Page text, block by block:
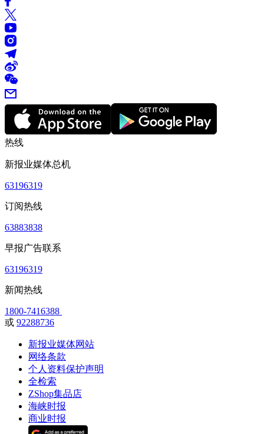
热线
新报业媒体总机
63196319
订阅热线
63883838
早报广告联系
63196319
新闻热线
1800-7416388
或 92288736
新报业媒体网站
网络条款
个人资料保护声明
全检索
ZShop集品店
海峡时报
商业时报